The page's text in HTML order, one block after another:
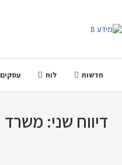
חדשות לוח עסקים